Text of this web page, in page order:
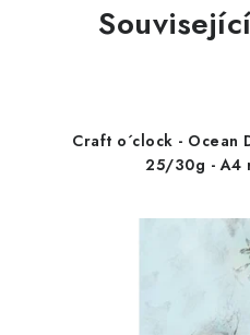
Craft o´clock - Ocean
25/30g - A4